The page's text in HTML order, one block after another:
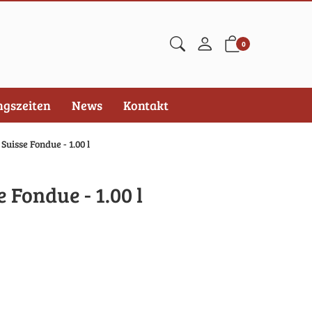
0
News Kontakt
Fondue - 1.00 l
- 1.00 l